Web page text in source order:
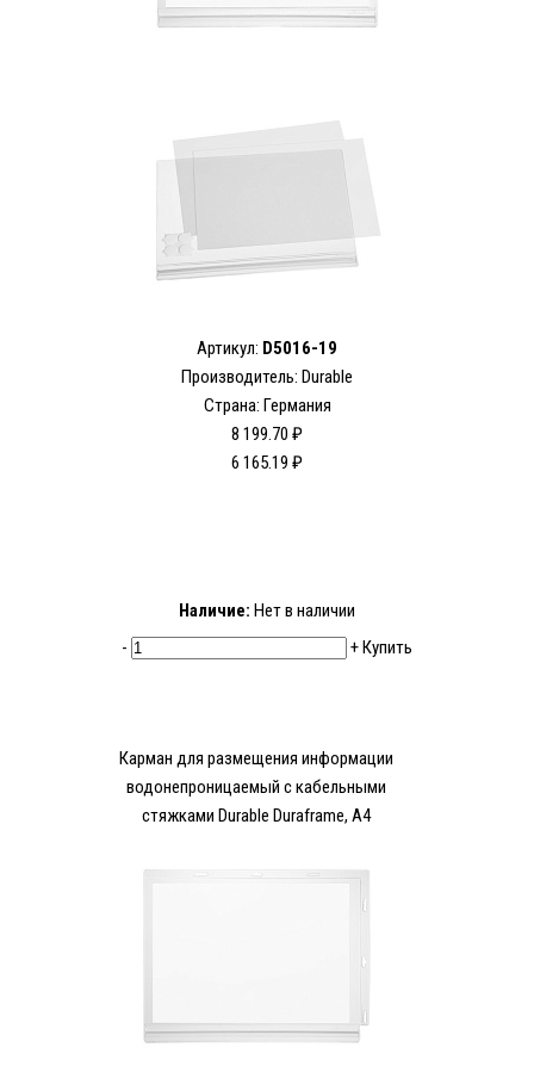
Артикул: D5016-19
Производитель: Durable
Страна: Германия
8 199.70 ₽
6 165.19 ₽
Наличие: Нет в наличии
-
+Купить
Карман для размещения информации
водонепроницаемый с кабельными
стяжками Durable Duraframe, А4